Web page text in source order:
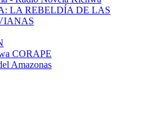
LA REBELDÍA DE LAS
CORAPE
Amazonas